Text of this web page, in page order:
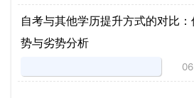
自考与其他学历提升方式的对比：
势与劣势分析